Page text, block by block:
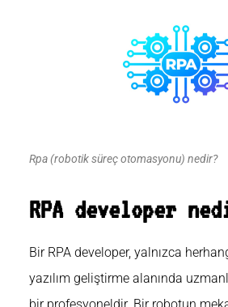
Rpa (robotik süreç otomasyonu) nedir?
RPA developer
Bir RPA developer, yalnızca
yazılım geliştirme alanında